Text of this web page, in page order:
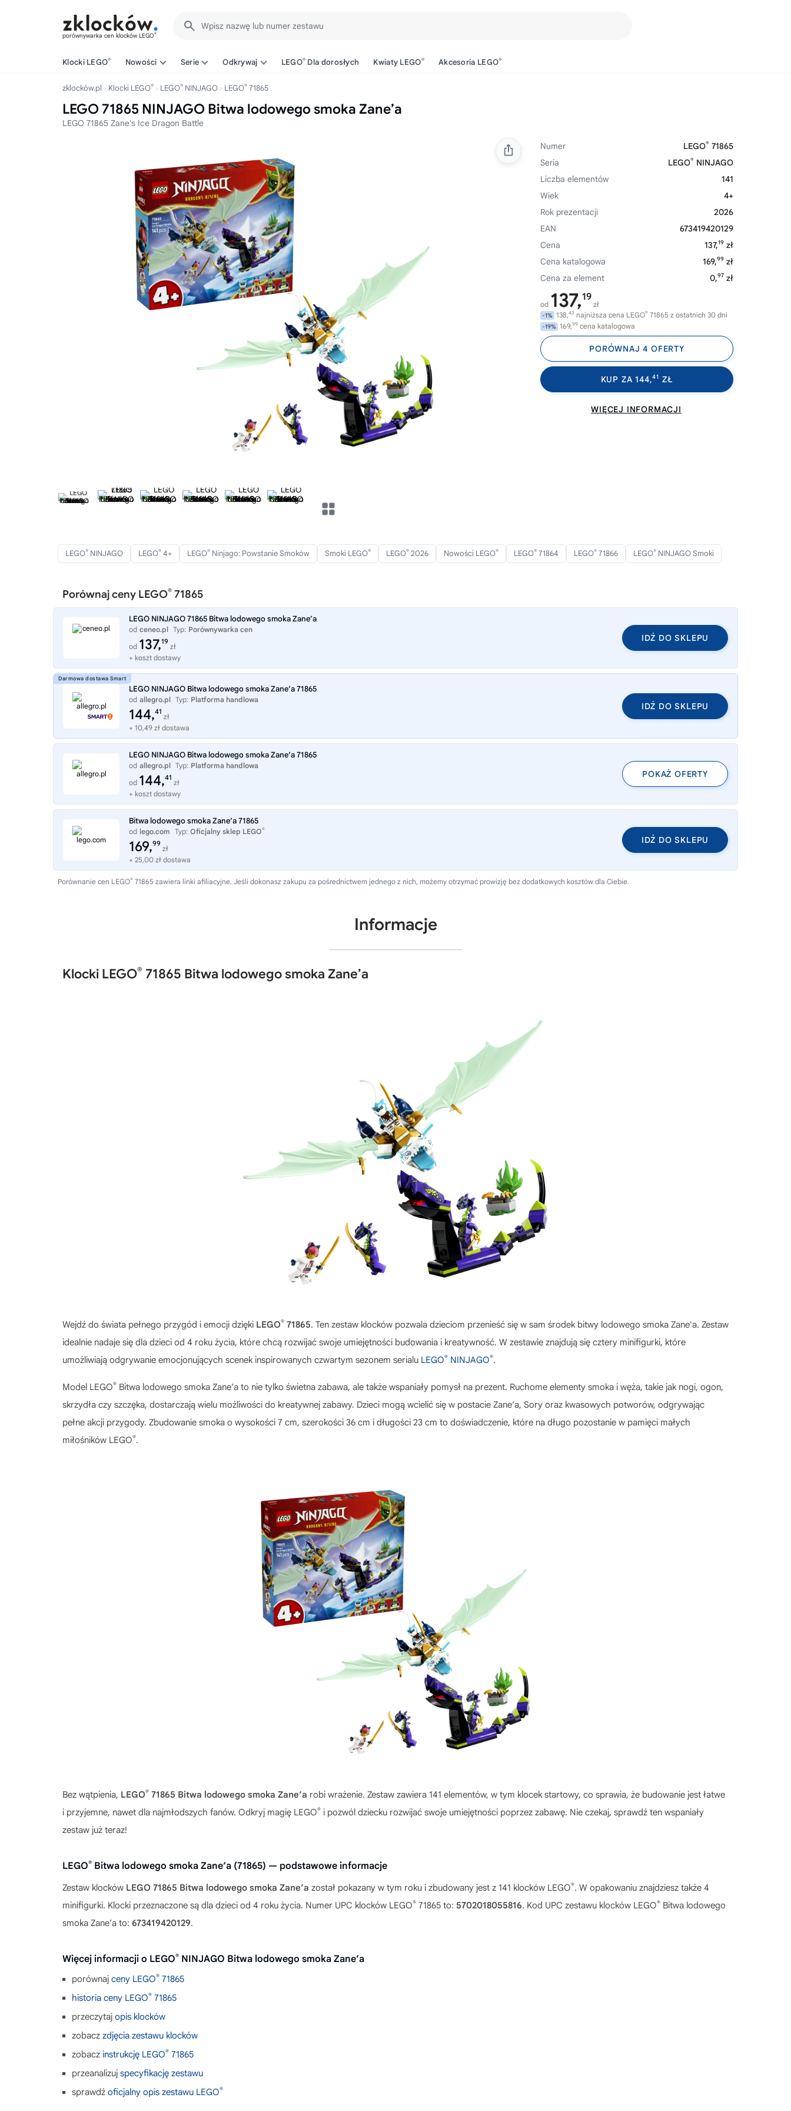
porównywarka cen klocków LEGO®
Wpisz nazwę lub numer zestawu
Klocki LEGO® Nowości Serie Odkrywaj LEGO® Dla dorosłych Kwiaty LEGO® Akcesoria LEGO®
zklocków.pl Klocki LEGO® LEGO® NINJAGO LEGO® 71865
LEGO 71865 NINJAGO Bitwa lodowego smoka Zane’a
LEGO 71865 Zane's Ice Dragon Battle
Numer LEGO® 71865
Seria
LEGO® NINJAGO
Liczba elementów
141
Wiek
4+
Rok prezentacji
2026
EAN
673419420129
Cena
137,19 zł
Cena katalogowa
169,99 zł
Cena za element
0,97 zł
od 137,19
zł
-1% 138,43 najniższa cena LEGO® 71865 z ostatnich 30 dni
-19% 169,99 cena katalogowa
PORÓWNAJ 4 OFERTY
KUP ZA 144,41 ZŁ
WIĘCEJ INFORMACJI
LEGO® NINJAGO LEGO® 4+ LEGO® Ninjago: Powstanie Smoków Smoki LEGO® LEGO® 2026 Nowości LEGO® LEGO® 71864 LEGO® 71866 LEGO® NINJAGO Smoki
Porównaj ceny LEGO® 71865
LEGO NINJAGO 71865 Bitwa lodowego smoka Zane’a
od ceneo.pl Typ: Porównywarka cen
od 137,19
zł
+ koszt dostawy
IDŹ DO SKLEPU
LEGO NINJAGO Bitwa lodowego smoka Zane’a 71865
od allegro.pl Typ: Platforma handlowa
144,41
zł
+ 10,49 zł dostawa
IDŹ DO SKLEPU
LEGO NINJAGO Bitwa lodowego smoka Zane’a 71865
od allegro.pl Typ: Platforma handlowa
od 144,41
zł
+ koszt dostawy
POKAŻ OFERTY
Bitwa lodowego smoka Zane’a 71865
od lego.com Typ: Oficjalny sklep LEGO®
169,99
zł
+ 25,00 zł dostawa
IDŹ DO SKLEPU
Porównanie cen LEGO® 71865 zawiera linki afiliacyjne. Jeśli dokonasz zakupu za pośrednictwem jednego z nich, możemy otrzymać prowizję bez dodatkowych kosztów dla Ciebie.
Informacje
Klocki LEGO® 71865 Bitwa lodowego smoka Zane’a
Wejdź do świata pełnego przygód i emocji dzięki LEGO® 71865. Ten zestaw klocków pozwala dzieciom przenieść się w sam środek bitwy lodowego smoka Zane'a. Zestaw
idealnie nadaje się dla dzieci od 4 roku życia, które chcą rozwijać swoje umiejętności budowania i kreatywność. W zestawie znajdują się cztery minifigurki, które
umożliwiają odgrywanie emocjonujących scenek inspirowanych czwartym sezonem serialu LEGO® NINJAGO®.
Model LEGO® Bitwa lodowego smoka Zane’a to nie tylko świetna zabawa, ale także wspaniały pomysł na prezent. Ruchome elementy smoka i węża, takie jak nogi, ogon,
skrzydła czy szczęka, dostarczają wielu możliwości do kreatywnej zabawy. Dzieci mogą wcielić się w postacie Zane’a, Sory oraz kwasowych potworów, odgrywając
pełne akcji przygody. Zbudowanie smoka o wysokości 7 cm, szerokości 36 cm i długości 23 cm to doświadczenie, które na długo pozostanie w pamięci małych
miłośników LEGO®.
Bez wątpienia, LEGO® 71865 Bitwa lodowego smoka Zane’a robi wrażenie. Zestaw zawiera 141 elementów, w tym klocek startowy, co sprawia, że budowanie jest łatwe
i przyjemne, nawet dla najmłodszych fanów. Odkryj magię LEGO® i pozwól dziecku rozwijać swoje umiejętności poprzez zabawę. Nie czekaj, sprawdź ten wspaniały
zestaw już teraz!
LEGO® Bitwa lodowego smoka Zane’a (71865) — podstawowe informacje
Zestaw klocków LEGO 71865 Bitwa lodowego smoka Zane’a został pokazany w tym roku i zbudowany jest z 141 klocków LEGO®. W opakowaniu znajdziesz także 4
minifigurki. Klocki przeznaczone są dla dzieci od 4 roku życia. Numer UPC klocków LEGO® 71865 to: 5702018055816. Kod UPC zestawu klocków LEGO® Bitwa lodowego
smoka Zane’a to: 673419420129.
Więcej informacji o LEGO® NINJAGO Bitwa lodowego smoka Zane’a
porównaj ceny LEGO® 71865
historia ceny LEGO® 71865
przeczytaj opis klocków
zobacz zdjęcia zestawu klocków
zobacz instrukcję LEGO® 71865
przeanalizuj specyfikację zestawu
sprawdź oficjalny opis zestawu LEGO®